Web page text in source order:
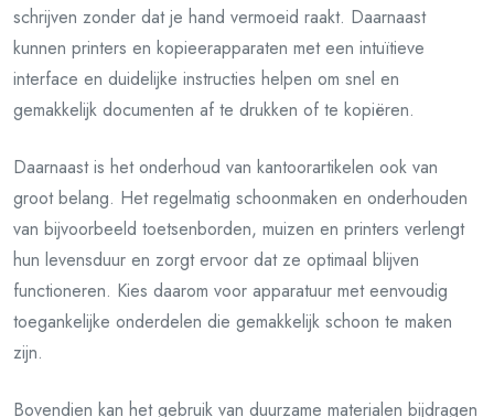
schrijven zonder dat je hand vermoeid raakt. Daarnaast
kunnen printers en kopieerapparaten met een intuïtieve
interface en duidelijke instructies helpen om snel en
gemakkelijk documenten af te drukken of te kopiëren.
Daarnaast is het onderhoud van kantoorartikelen ook van
groot belang. Het regelmatig schoonmaken en onderhouden
van bijvoorbeeld toetsenborden, muizen en printers verlengt
hun levensduur en zorgt ervoor dat ze optimaal blijven
functioneren. Kies daarom voor apparatuur met eenvoudig
toegankelijke onderdelen die gemakkelijk schoon te maken
zijn.
Bovendien kan het gebruik van duurzame materialen bijdragen